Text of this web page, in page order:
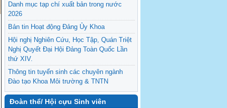
Danh mục tạp chí xuất bản trong nước
2026
Bản tin Hoạt động Đảng Ủy Khoa
Hội nghị Nghiên Cứu, Học Tập, Quán Triệt
Nghị Quyết Đại Hội Đảng Toàn Quốc Lần
thứ XIV.
Thông tin tuyển sinh các chuyên ngành
Đào tạo Khoa Môi trường & TNTN
Feasibility evaluation of using cattle
manure for biogas production: A case study
Đoàn thể/ Hội cựu Sinh viên